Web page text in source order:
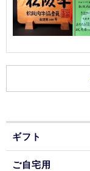
ギフト
ご自宅用